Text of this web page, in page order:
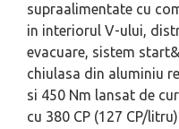
supraalimentate cu
in interiorul V-ului,
evacuare, sistem
chiulasa din aluminiu
si 450 Nm lansat de
cu 380 CP (127 CP/